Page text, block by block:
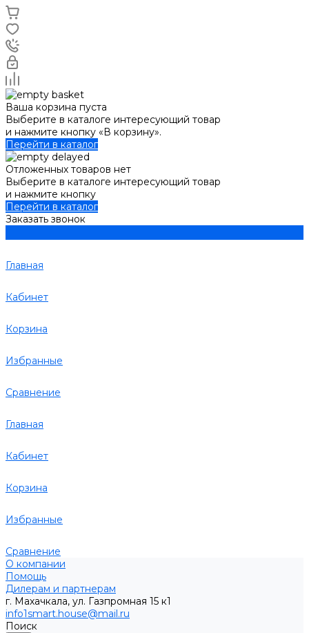
Ваша корзина пуста
Выберите в каталоге интересующий товар
и нажмите кнопку «В корзину».
Перейти в каталог
Отложенных товаров нет
Выберите в каталоге интересующий товар
и нажмите кнопку
Перейти в каталог
Заказать звонок
Главная
Кабинет
Корзина
Избранные
Сравнение
Главная
Кабинет
Корзина
Избранные
Сравнение
О компании
Помощь
Дилерам и партнерам
г. Махачкала, ул. Газпромная 15 к1
info1smart.house@mail.ru
Поиск